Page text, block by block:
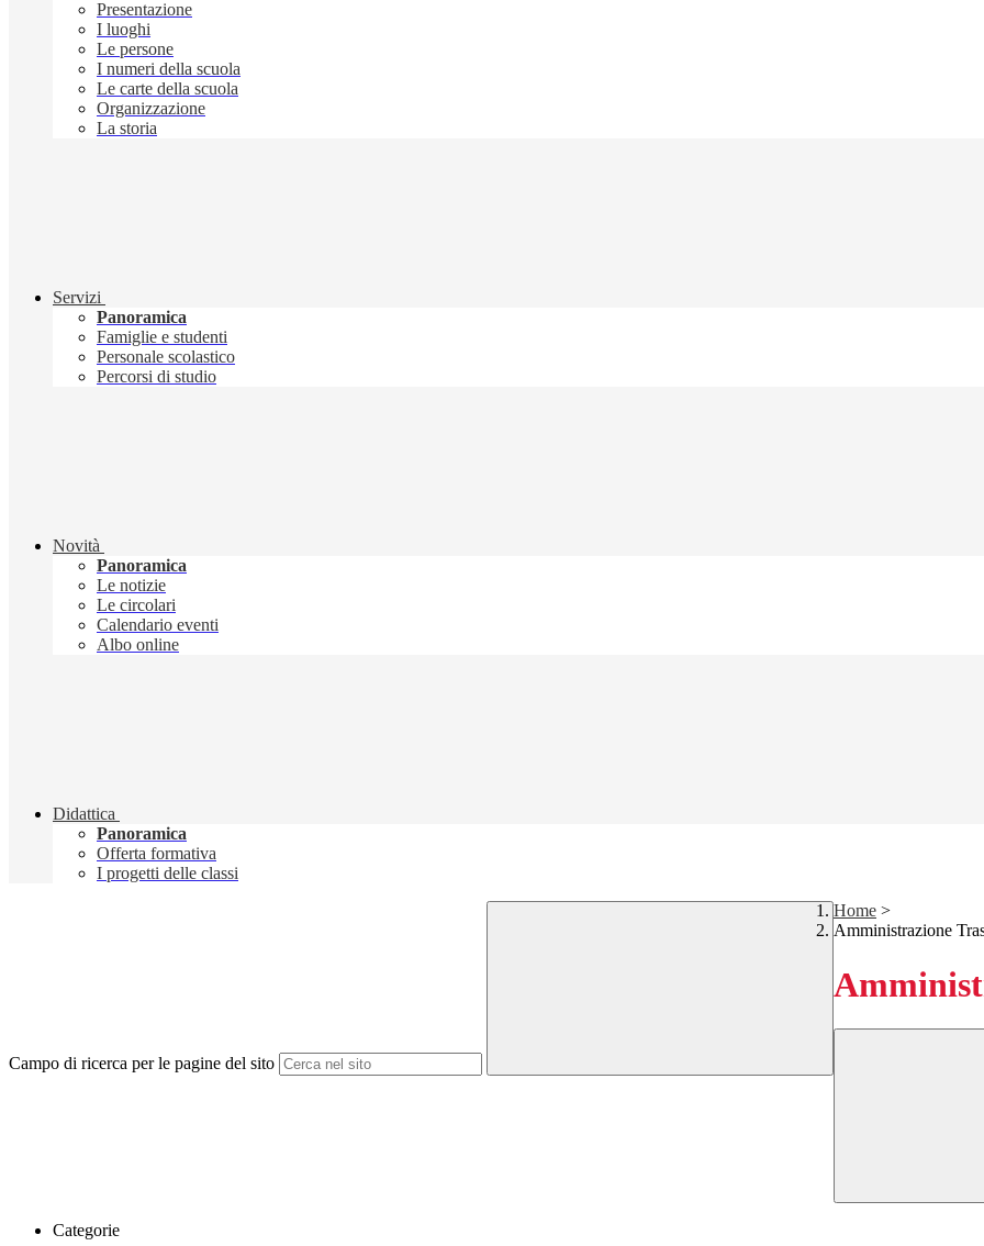
Presentazione
I luoghi
Le persone
I numeri della scuola
Le carte della scuola
Organizzazione
La storia
Servizi
Panoramica
Famiglie e studenti
Personale scolastico
Percorsi di studio
Novità
Panoramica
Le notizie
Le circolari
Calendario eventi
Albo online
Didattica
Panoramica
Offerta formativa
I progetti delle classi
Campo di ricerca per le pagine del sito
Home >
Amministrazione
Categorie